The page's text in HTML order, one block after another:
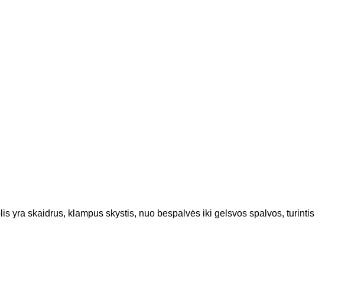
yra skaidrus, klampus skystis, nuo bespalvės iki gelsvos spalvos, turintis